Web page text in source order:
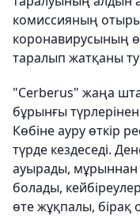
комиссияның
коронавирусының
таралып жатқаны
"Cerberus" жаңа
бұрынғы
Көбіне ауру өткір
түрде кездеседі.
ауырады, мұрыннан
болады,
өте жұқпалы, бірақ